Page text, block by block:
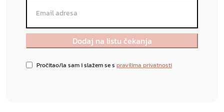
Pročitao/la sam i slažem se s pravilima privatnosti